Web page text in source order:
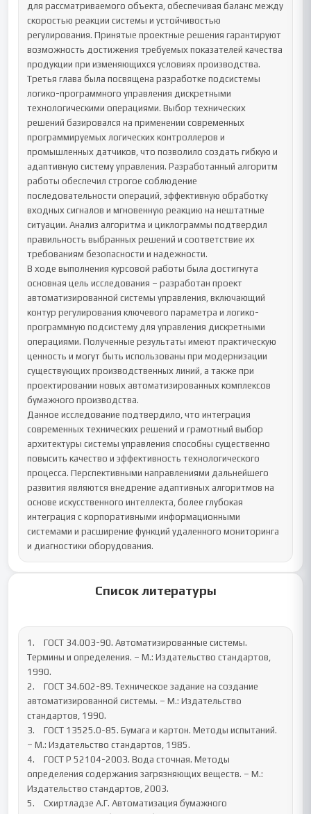
для рассматриваемого объекта, обеспечивая баланс между
скоростью реакции системы и устойчивостью
регулирования. Принятые проектные решения гарантируют
возможность достижения требуемых показателей качества
продукции при изменяющихся условиях производства.
Третья глава была посвящена разработке подсистемы
логико-программного управления дискретными
технологическими операциями. Выбор технических
решений базировался на применении современных
программируемых логических контроллеров и
промышленных датчиков, что позволило создать гибкую и
адаптивную систему управления. Разработанный алгоритм
работы обеспечил строгое соблюдение
последовательности операций, эффективную обработку
входных сигналов и мгновенную реакцию на нештатные
ситуации. Анализ алгоритма и циклограммы подтвердил
правильность выбранных решений и соответствие их
требованиям безопасности и надежности.
В ходе выполнения курсовой работы была достигнута
основная цель исследования – разработан проект
автоматизированной системы управления, включающий
контур регулирования ключевого параметра и логико-
программную подсистему для управления дискретными
операциями. Полученные результаты имеют практическую
ценность и могут быть использованы при модернизации
существующих производственных линий, а также при
проектировании новых автоматизированных комплексов
бумажного производства.
Данное исследование подтвердило, что интеграция
современных технических решений и грамотный выбор
архитектуры системы управления способны существенно
повысить качество и эффективность технологического
процесса. Перспективными направлениями дальнейшего
развития являются внедрение адаптивных алгоритмов на
основе искусственного интеллекта, более глубокая
интеграция с корпоративными информационными
системами и расширение функций удаленного мониторинга
и диагностики оборудования.
Список литературы
1.	ГОСТ 34.003-90. Автоматизированные системы.
Термины и определения. – М.: Издательство стандартов,
1990.
2.	ГОСТ 34.602-89. Техническое задание на создание
автоматизированной системы. – М.: Издательство
стандартов, 1990.
3.	ГОСТ 13525.0-85. Бумага и картон. Методы испытаний.
– М.: Издательство стандартов, 1985.
4.	ГОСТ Р 52104-2003. Вода сточная. Методы
определения содержания загрязняющих веществ. – М.:
Издательство стандартов, 2003.
5.	Схиртладзе А.Г. Автоматизация бумажного